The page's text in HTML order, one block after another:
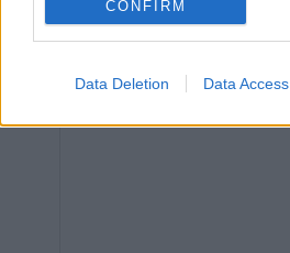
CONFIRM
Data Deletion Data Access
WIADOMOŚĆ